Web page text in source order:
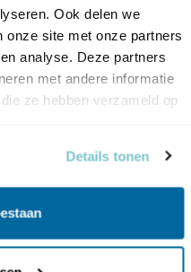
Ook delen we
onze site met onze partners
analyse. Deze partners
met andere informatie
ze hebben verzameld op
Details tonen
deel 1